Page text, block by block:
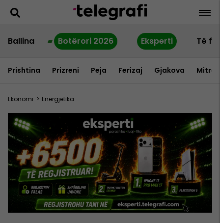
Ballina Botërori 2026 Eksperti Të
Prishtina Prizreni Peja Ferizaj Gjakova
Ekonomi > Energjetika